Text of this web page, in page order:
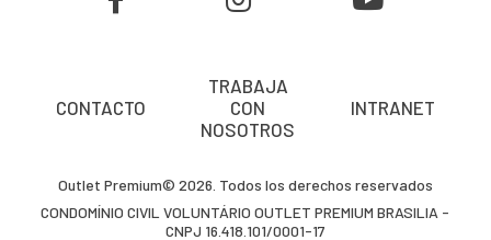
CONTACTO
TRABAJA
CON
NOSOTROS
INTRANET
Outlet Premium© 2026. Todos los derechos reservados
CONDOMÍNIO CIVIL VOLUNTÁRIO OUTLET PREMIUM BRASILIA -
CNPJ 16.418.101/0001-17